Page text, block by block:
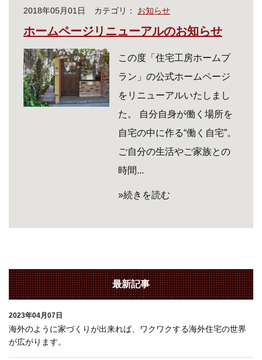
2018年05月01日 カテゴリ： お知らせ
ホームページリニューアルのお知らせ
この度「住宅工房ホームプ
ラン」の公式ホームページ
をリニューアルいたしまし
た。 自分自身が働く場所を
自宅の中に作る“働く自宅”。
ご自分の生活やご家族との
時間...
»続きを読む
最新記事
2023年04月07日
海外のように家づくりが出来れば、ワクワクする海外住宅の世界
が広がります。